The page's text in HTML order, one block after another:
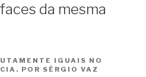
da mesma
IGUAIS NO
POR SÉRGIO VAZ